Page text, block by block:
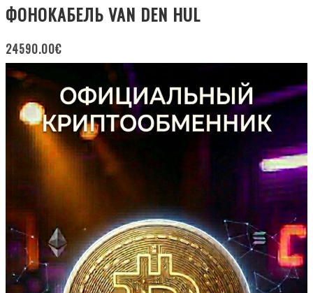
ФОНОКАБЕЛЬ VAN DEN HUL
24590.00€